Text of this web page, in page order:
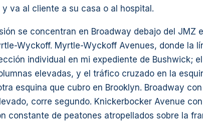
va al cliente a su casa o al hospital.
se concentran en Broadway debajo del JMZ
Wyckoff. Myrtle-Wyckoff Avenues, donde la
individual en mi expediente de Bushwick;
elevadas, y el tráfico cruzado en la
esquina que cubro en Brooklyn. Broadway
corre segundo. Knickerbocker Avenue
constante de peatones atropellados sobre la